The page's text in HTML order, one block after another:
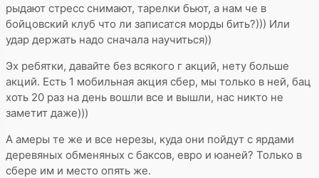
рыдают стресс снимают, тарелки бьют, а нам че в
бойцовский клуб что ли записатся морды бить?))) Или
удар держать надо сначала научиться))
Эх ребятки, давайте без всякого г акций, нету больше
акций. Есть 1 мобильная акция сбер, мы только в ней, бац
хоть 20 раз на день вошли все и вышли, нас никто не
заметит даже)))
А амеры те же и все нерезы, куда они пойдут с ярдами
деревяных обменяных с баксов, евро и юаней? Только в
сбере им и место опять же.